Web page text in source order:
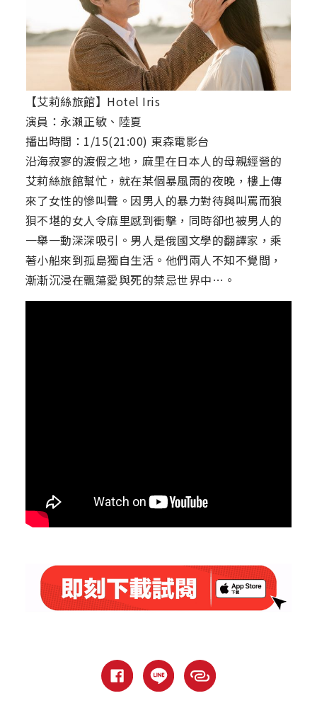
【艾莉絲旅館】Hotel Iris
演員：永瀨正敏、陸夏
播出時間：1/15(21:00) 東森電影台
沿海寂寥的渡假之地，麻里在日本人的母親經營的
艾莉絲旅館幫忙，就在某個暴風雨的夜晚，樓上傳
來了女性的慘叫聲。因男人的暴力對待與叫罵而狼
狽不堪的女人令麻里感到衝擊，同時卻也被男人的
一舉一動深深吸引。男人是俄國文學的翻譯家，乘
著小船來到孤島獨自生活。他們兩人不知不覺間，
漸漸沉浸在飄蕩愛與死的禁忌世界中…。